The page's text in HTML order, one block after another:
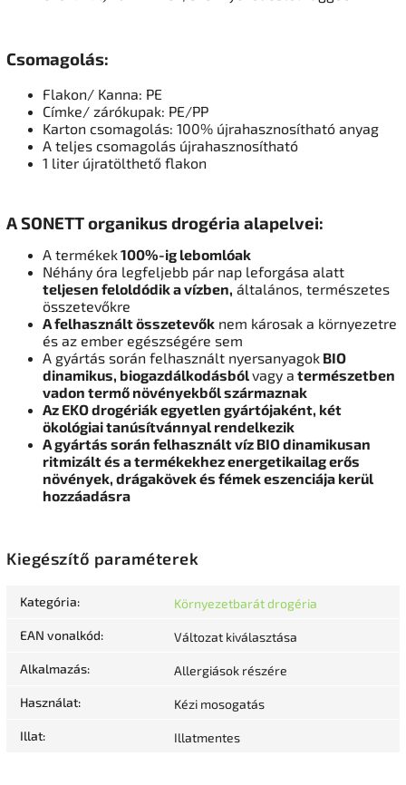
Csomagolás:
Flakon/ Kanna: PE
Címke/ zárókupak: PE/PP
Karton csomagolás: 100% újrahasznosítható anyag
A teljes csomagolás újrahasznosítható
1 liter újratölthető flakon
A SONETT organikus drogéria alapelvei:
A termékek100%-ig lebomlóak
Néhány óra legfeljebb pár nap leforgása alatt
teljesen feloldódik a vízben, általános, természetes
összetevőkre
A felhasznált összetevők nem károsak a környezetre
és az ember egészségére sem
A gyártás során felhasznált nyersanyagok BIO
dinamikus, biogazdálkodásból vagy a természetben
vadon termő növényekből származnak
Az EKO drogériák egyetlen gyártójaként, két
ökológiai tanúsítvánnyal rendelkezik
A gyártás során felhasznált víz BIO dinamikusan
ritmizált és a termékekhez energetikailag erős
növények, drágakövek és fémek eszenciája kerül
hozzáadásra
Kiegészítő paraméterek
Kategória: Környezetbarát drogéria
EAN vonalkód: Változat kiválasztása
Alkalmazás: Allergiások részére
Használat: Kézi mosogatás
Illat: Illatmentes